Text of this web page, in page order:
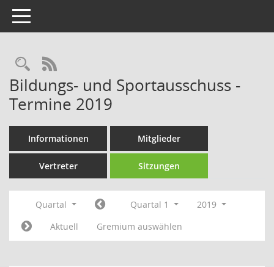
Toggle navigation
Rechercheauswahl
RSS-Feed
Bildungs- und Sportausschuss -
Termine 2019
Informationen Mitglieder
Vertreter Sitzungen
Quartal Quartal 1
2019
Aktuell
Gremium auswählen